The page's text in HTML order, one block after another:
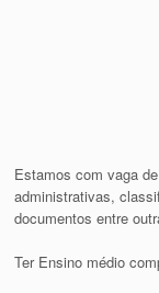
Estamos com vaga
administrativas,
documentos entre
Ter Ensino médio